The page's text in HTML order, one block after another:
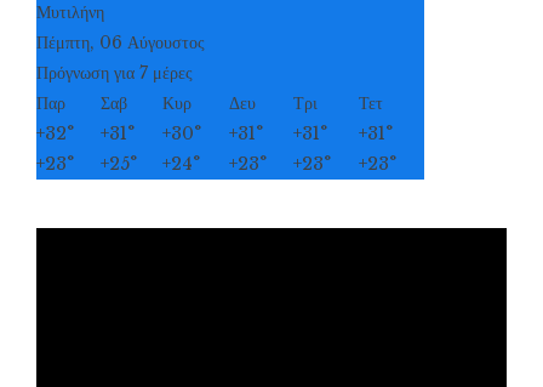
Μυτιλήνη
Πέμπτη, 06 Αύγουστος
Πρόγνωση για 7 μέρες
Παρ
Σαβ Κυρ Δευ Τρι
Τετ
+32° +31° +30° +31° +31° +31°
+23° +25° +24° +23° +23° +23°